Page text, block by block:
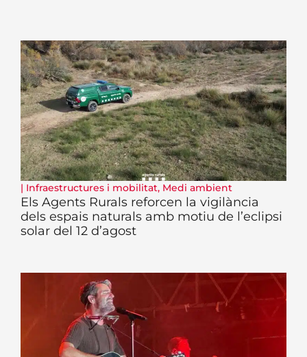
| Infraestructures i mobilitat, Medi ambient
Els Agents Rurals reforcen la vigilància
dels espais naturals amb motiu de l’eclipsi
solar del 12 d’agost